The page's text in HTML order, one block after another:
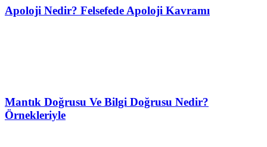
Apoloji Nedir? Felsefede Apoloji Kavramı
Mantık Doğrusu Ve Bilgi Doğrusu Nedir?
Örnekleriyle